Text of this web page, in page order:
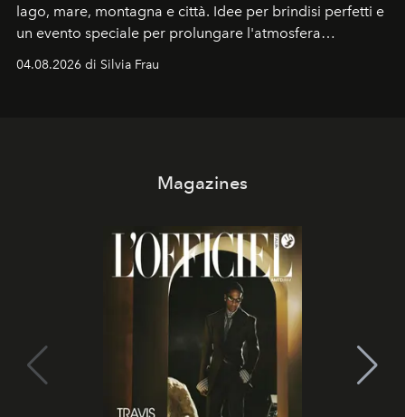
lago, mare, montagna e città. Idee per brindisi perfetti e
un evento speciale per prolungare l'atmosfera
04.08.2026 di Silvia Frau
Magazines